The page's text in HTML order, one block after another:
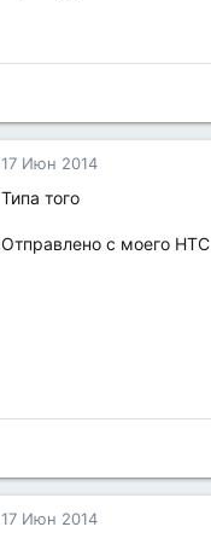
17 Июн 2014
Типа того
Отправлено с моего
17 Июн 2014